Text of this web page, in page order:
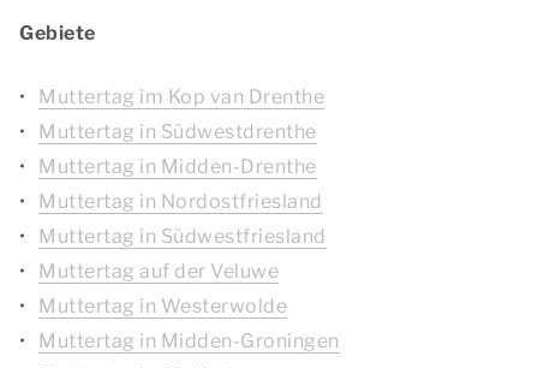
Gebiete
Muttertag im Kop van Drenthe
Muttertag in Südwestdrenthe
Muttertag in Midden-Drenthe
Muttertag in Nordostfriesland
Muttertag in Südwestfriesland
Muttertag auf der Veluwe
Muttertag in Westerwolde
Muttertag in Midden-Groningen